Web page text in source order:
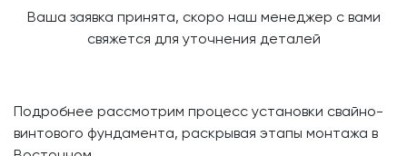
Ваша заявка принята, скоро наш менеджер с вами
свяжется для уточнения деталей
Подробнее рассмотрим процесс установки свайно-
винтового фундамента, раскрывая этапы монтажа в